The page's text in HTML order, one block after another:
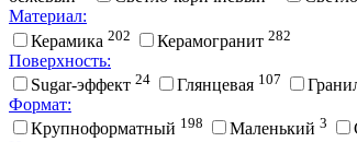
Материал:
Керамика 202 Керамогранит 282
Поверхность:
Sugar-эффект 24 Глянцевая 107
Формат:
Крупноформатный 198 Маленький 3